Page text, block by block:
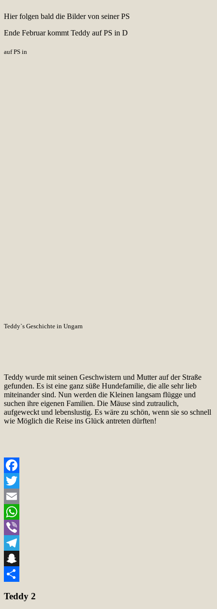
Hier folgen bald die Bilder von seiner PS
Ende Februar kommt Teddy auf PS in D
auf PS in
Teddy`s Geschichte in Ungarn
Teddy wurde mit seinen Geschwistern und Mutter auf der Straße
gefunden. Es ist eine ganz süße Hundefamilie, die alle sehr lieb
miteinander sind. Nun werden die Kleinen langsam flügge und
suchen ihre eigenen Familien. Die Mäuse sind zutraulich,
aufgeweckt und lebenslustig. Es wäre zu schön, wenn sie so schnell
wie Möglich die Reise ins Glück antreten dürften!
Facebook
Twitter
Email
WhatsApp
Viber
Telegram
Snapchat
Teddy 2